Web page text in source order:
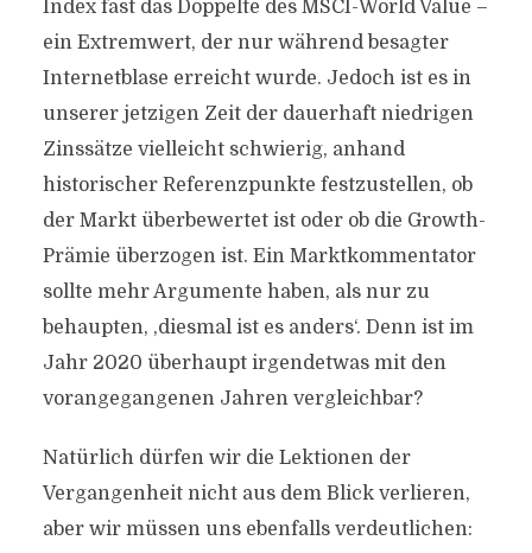
Index fast das Doppelte des MSCI-World Value –
ein Extremwert, der nur während besagter
Internetblase erreicht wurde. Jedoch ist es in
unserer jetzigen Zeit der dauerhaft niedrigen
Zinssätze vielleicht schwierig, anhand
historischer Referenzpunkte festzustellen, ob
der Markt überbewertet ist oder ob die Growth-
Prämie überzogen ist. Ein Marktkommentator
sollte mehr Argumente haben, als nur zu
behaupten, ,diesmal ist es anders‘. Denn ist im
Jahr 2020 überhaupt irgendetwas mit den
vorangegangenen Jahren vergleichbar?
Natürlich dürfen wir die Lektionen der
Vergangenheit nicht aus dem Blick verlieren,
aber wir müssen uns ebenfalls verdeutlichen: